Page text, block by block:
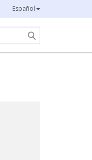
Español